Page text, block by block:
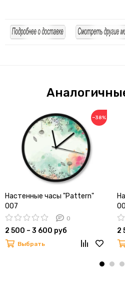
−38%
Настенные часы "Pattern"
007
0
2 500 – 3 600 руб
Выбрать
2